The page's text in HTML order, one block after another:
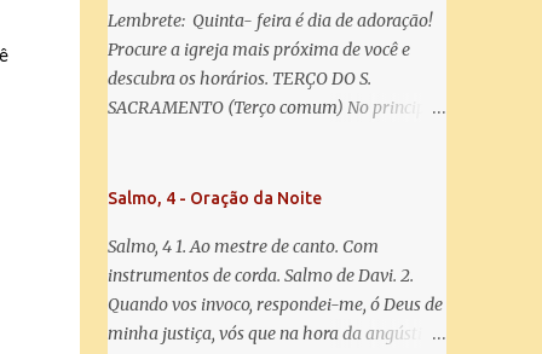
fruto do vosso ventre, ó clemente, ó piedosa,
ó doce e sempre Virgem Maria. Rogai por
nós Santa Mãe de Deus. Para que sejamos
dignos das promessas de Cristo. Amém.
Lembrete: Quinta- feira é dia de adoração!
Procure a igreja mais próxima de você e
descubra os horários. TERÇO DO S.
SACRAMENTO (Terço comum) No principio:
Sacramentado, não permitais que eu viva
coração ao Vosso e o Vosso ao meu, e, nem
sem Vós morra eu! Nas contas pequenas:
Sacramento de Amor! Misericórdia Senhor!
Glória ao Pai: Cristo pão da vida e remédio
Salmo, 4 - Oração da Noite
Salmo, 4 1. Ao mestre de canto. Com
instrumentos de corda. Salmo de Davi. 2.
Quando vos invoco, respondei-me, ó Deus de
minha justiça, vós que na hora da angústia